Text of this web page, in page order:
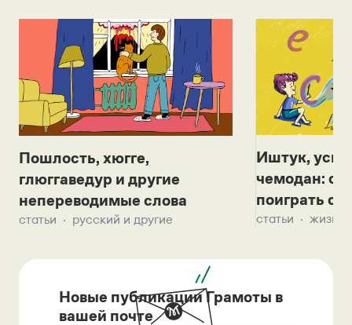
Пошлость, хюгге,
глюггаведур и другие
непереводимые слова
статьи русский и другие
Иштук,
чемодан:
поиграть с
статьи жизнь
Новые публикации Грамоты в
вашей почте